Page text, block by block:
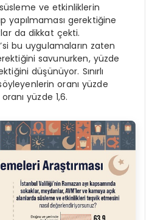
ve etkinliklerin
yapılmaması gerektiğine
da dikkat çekti.
bu uygulamaların zaten
savunurken, yüzde
düşünüyor. Sınırlı
oranı yüzde
yüzde 1,6.